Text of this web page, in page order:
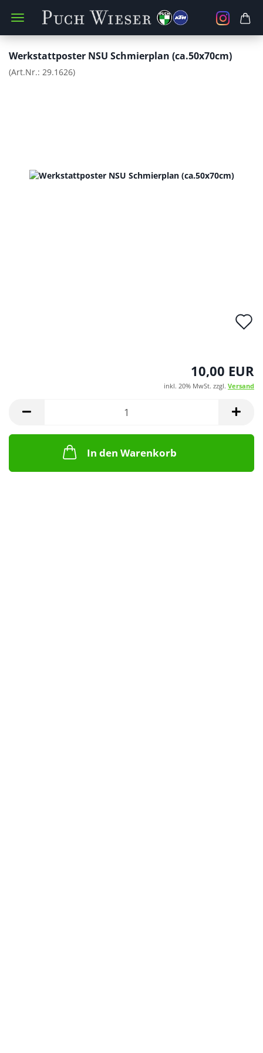
Werkstattposter NSU Schmierplan (ca.50x70cm)
(Art.Nr.: 29.1626)
10,00 EUR
inkl. 20% MwSt. zzgl. Versand
In den Warenkorb